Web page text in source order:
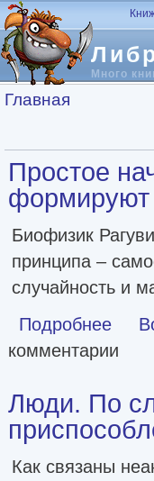
Перейти к основному
Много
Вы здесь
Главная
Простое
формируют
Биофизик
принципа –
случайность и
Подробнее о
комментарии
Люди. По
Как связаны